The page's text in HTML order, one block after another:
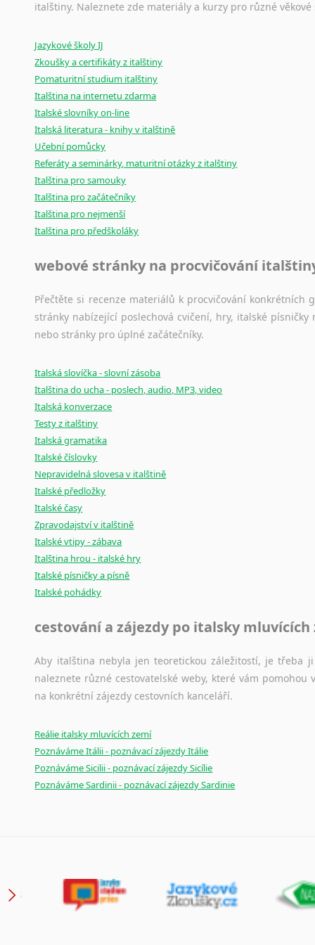
Ostatní pomůcky pro překladatele
poradny a pravidla
italštiny. Naleznete zde materiály a kurzy pro různé věkové
Jazykové školy IJ
Zkoušky a certifikáty z italštiny
Pomaturitní studium italštiny
Italština na internetu zdarma
Italské slovníky on-line
Italská literatura - knihy v italštině
Učební pomůcky
Referáty a seminárky, maturitní otázky z italštiny
Italština pro samouky
Italština pro začátečníky
Italština pro nejmenší
Italština pro předškoláky
webové stránky na procvičování
Přečtěte si recenze materiálů k procvičování
stránky nabízející poslechová cvičení, hry, italské
nebo stránky pro úplné začátečníky.
Italská slovíčka - slovní zásoba
Italština do ucha - poslech, audio, MP3, video
Italská konverzace
Testy z italštiny
Italská gramatika
Italské číslovky
Nepravidelná slovesa v italštině
Italské předložky
Italské časy
Zpravodajství v italštině
Italské vtipy - zábava
Italština hrou - italské hry
Italské písničky a písně
Italské pohádky
cestování a zájezdy po italsky mluvících
Aby italština nebyla jen teoretickou záležitostí, je třeba
naleznete různé cestovatelské weby, které vám
na konkrétní zájezdy cestovních kanceláří.
Reálie italsky mluvících zemí
Poznáváme Itálii - poznávací zájezdy Itálie
Poznáváme Sicilii - poznávací zájezdy Sicílie
Poznáváme Sardinii - poznávací zájezdy Sardinie